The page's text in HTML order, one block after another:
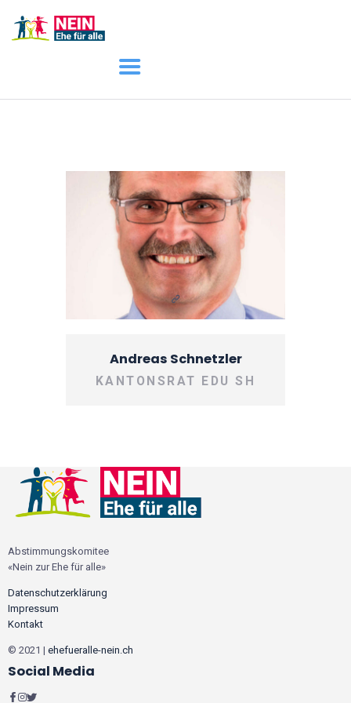
START
ÜBER UNS
DOWNLOADS
Andreas Schnetzler
KANTONSRAT EDU SH
Abstimmungskomitee
«Nein zur Ehe für alle»
Datenschutzerklärung
Impressum
Kontakt
© 2021 | ehefueralle-nein.ch
Social Media